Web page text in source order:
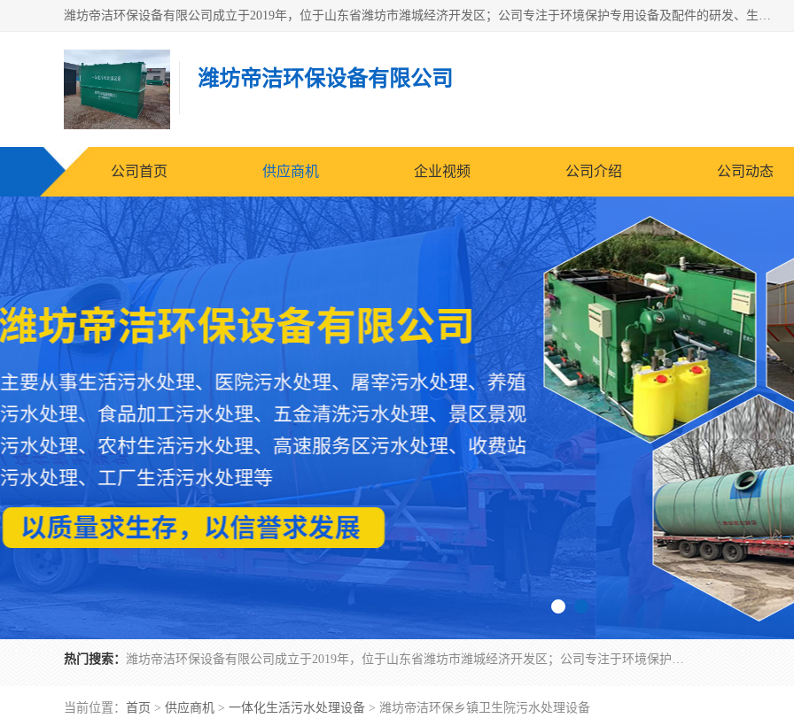
潍坊帝洁环保设备有限公司成立于2019年，位于山东省潍坊市潍城经济开发区；公司专注于环境保护专用设备及配件的研发、生产、安装与销售，同时涉及医用消毒设备、机电设备和仪器仪表的销售。此外，公司提供环保工程施工、环保技术研发与转让、技术服务以及环境工程专项设计服务，致力于为客户提供全面的环保解决方案，助力绿色可持续发展。
潍坊帝洁环保设备有限公司
公司首页 供应商机 企业视频 公司介绍 公司动态
热门搜索： 潍坊帝洁环保设备有限公司成立于2019年，位于山东省潍坊市潍城经济开发区；公司专注于环境保护专用设备及配件的研发、生产、安装与销售，同时涉及医用消毒设备、机电设备和仪器仪表的销售。此外，公司提供环保工程施工、环保技术研发与转让、技术服务以及环境工程专项设计服务，致力于为客户提供全面的环保解决方案，助力绿色可持续发展。
当前位置： 首页 > 供应商机 > 一体化生活污水处理设备 > 潍坊帝洁环保乡镇卫生院污水处理设备